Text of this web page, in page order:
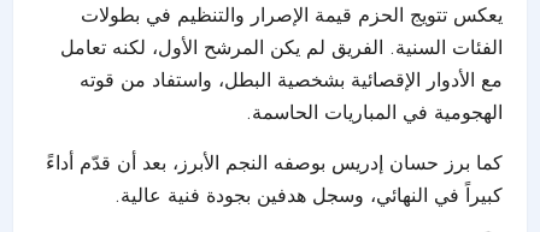
يعكس تتويج الحزم قيمة الإصرار والتنظيم في بطولات
الفئات السنية. الفريق لم يكن المرشح الأول، لكنه تعامل
مع الأدوار الإقصائية بشخصية البطل، واستفاد من قوته
الهجومية في المباريات الحاسمة.
كما برز حسان إدريس بوصفه النجم الأبرز، بعد أن قدّم أداءً
كبيراً في النهائي، وسجل هدفين بجودة فنية عالية.